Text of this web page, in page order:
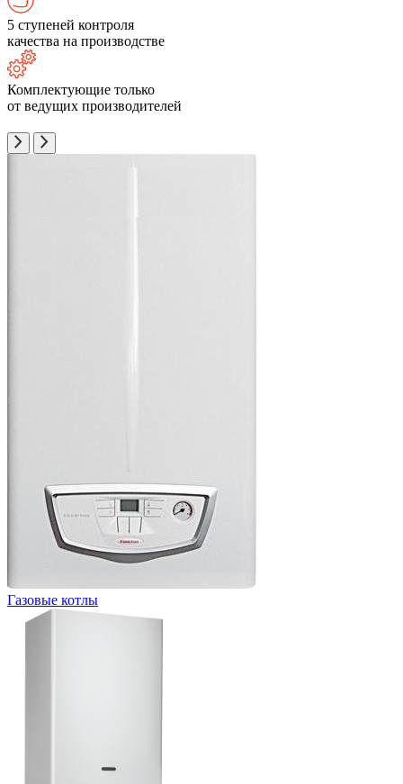
5 ступеней контроля
качества на производстве
Комплектующие только
от ведущих производителей
Газовые котлы